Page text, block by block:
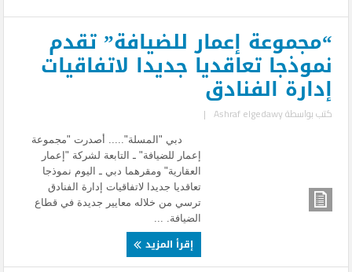
“مجموعة إعمار للضيافة” تقدم
نموذجا تعاقديا جديدا لاتفاقيات
إدارة الفنادق
كتب بواسطةAshraf elgedawy
|
دبي "المسلة"..... أصدرت "مجموعة
إعمار للضيافة" ـ التابعة لشركة "إعمار
العقارية" ومقرهما دبي ـ اليوم نموذجا
تعاقديا جديدا لاتفاقيات إدارة الفنادق
ترسي من خلاله معايير جديدة في قطاع
الضيافة. ...
إقرأ المزيد